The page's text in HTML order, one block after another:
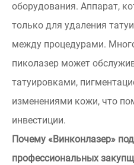
оборудования. Аппарат,
только для удаления
между процедурами.
пиколазер может
татуировками,
изменениями кожи, что
инвестиции.
Почему «Винконлазер»
профессиональных